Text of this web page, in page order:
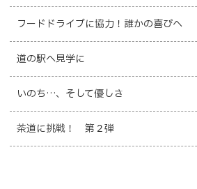
フードドライブに協力！誰かの喜びへ
道の駅へ見学に
いのち…、そして優しさ
茶道に挑戦！ 第２弾